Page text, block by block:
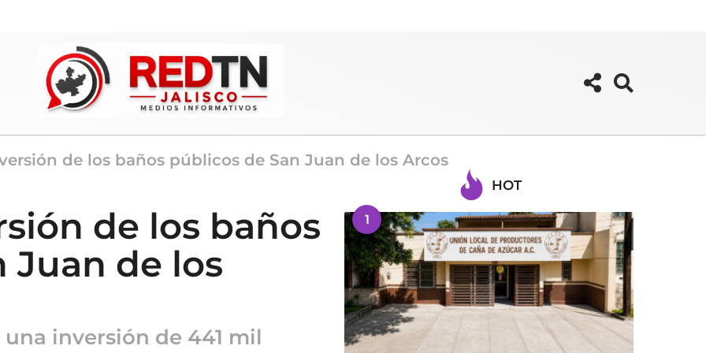
de los baños públicos de San Juan de los Arcos
de los baños
Juan de los
inversión de 441 mil
HOT
1